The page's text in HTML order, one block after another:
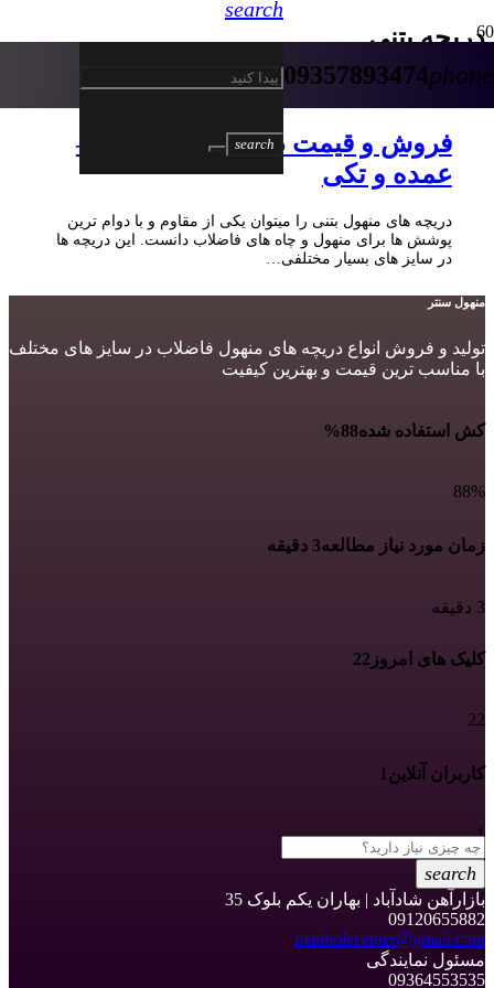
09357893474phone
search
search
دریچه بتنی
فروش و قیمت دریچه منهول بتنی –
عمده و تکی
دریچه های منهول بتنی را میتوان یکی از مقاوم و با دوام ترین
پوشش ها برای منهول و چاه های فاضلاب دانست. این دریچه ها
در سایز های بسیار مختلفی…
منهول سنتر
تولید و فروش انواع دریچه های منهول فاضلاب در سایز های مختلف
با مناسب ترین قیمت و بهترین کیفیت
کش استفاده شده88%
88%
زمان مورد نیاز مطالعه3 دقیقه
3 دقیقه
کلیک های امروز 22
22
کاربران آنلاین 1
1
search
بازارآهن شادآباد | بهاران یکم بلوک 35
09120655882
manholecenter@gmail.com
مسئول نمایندگی
09364553535